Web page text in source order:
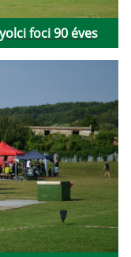
foci 90 éves